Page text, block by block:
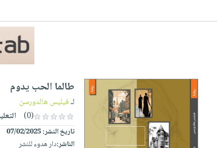
مخفض
عروض
خاصة
صفحات
الكترونية
حديثاً
الأكثر
كتب
مجانية
الرئيسية
masmu3
أطفال
وناشئة
وسائل
طالما الحب يدوم
لـفيليس هالدورسن
(0)
تاريخ النشر:07/02/2025
الناشر:دار هدوء للنشر